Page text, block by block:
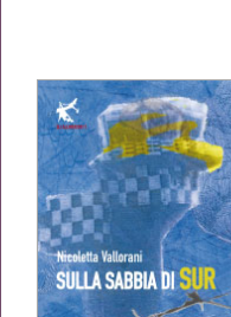
era:
€15,00.